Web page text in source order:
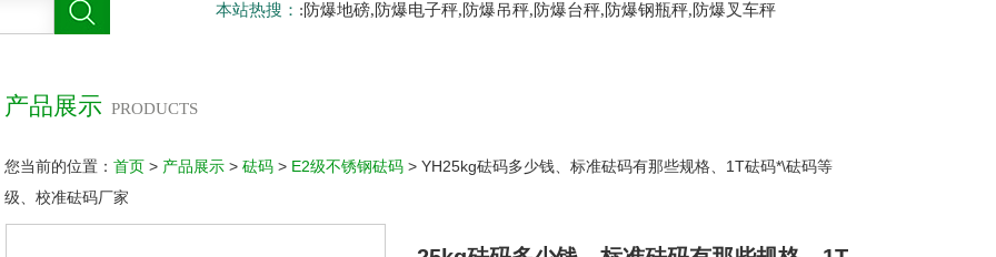
本站热搜： :防爆地磅,防爆电子秤,防爆吊秤,防爆台秤,防爆钢瓶秤,防爆叉车秤
产品展示 PRODUCTS
您当前的位置： 首页 > 产品展示 > 砝码 > E2级不锈钢砝码 > YH25kg砝码多少钱、标准砝码有那些规格、1T砝码*\砝码等
级、校准砝码厂家